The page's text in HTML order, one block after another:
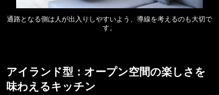
通路となる側は人が出入りしやすいよう、導線を考えるのも大切で
す。
アイランド型：オープン空間の楽しさを
味わえるキッチン